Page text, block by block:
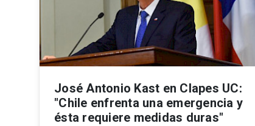
José Antonio Kast en Clapes UC:
"Chile enfrenta una emergencia y
ésta requiere medidas duras"